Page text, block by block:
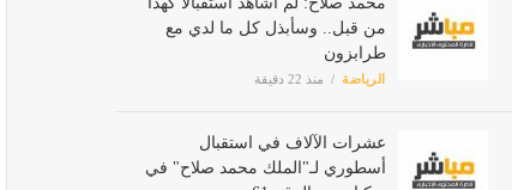
من قبل.. وسأبذل كل ما لدي مع
طرابزون
الرياضة
عشرات الآلاف في استقبال
أسطوري لـ"الملك محمد صلاح" في
تركيا وسر الرقم 61